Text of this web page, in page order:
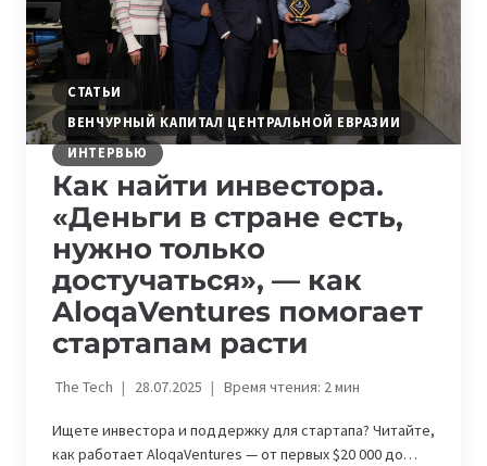
СТАТЬИ
ВЕНЧУРНЫЙ КАПИТАЛ ЦЕНТРАЛЬНОЙ ЕВРАЗИИ
ИНТЕРВЬЮ
Как найти инвестора.
«Деньги в стране есть,
нужно только
достучаться», — как
AloqaVentures помогает
стартапам расти
The Tech 28.07.2025 Время чтения: 2мин
Ищете инвестора и поддержку для стартапа? Читайте,
как работает AloqaVentures — от первых $20 000 до…